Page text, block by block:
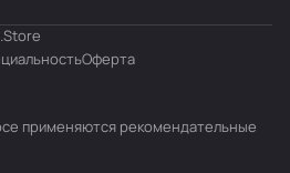
Оферта
применяются рекомендательные